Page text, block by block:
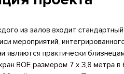
из залов входит
мероприятий,
являются практически
BOE размером 7 х 3,8 метра